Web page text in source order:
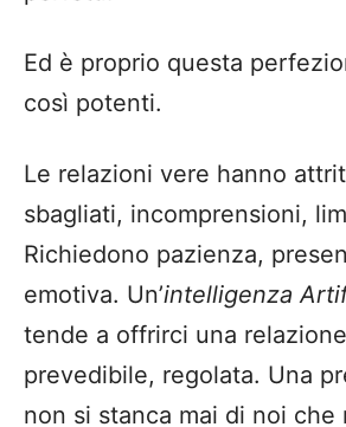
Ed è proprio questa
così potenti.
Le relazioni vere hanno
sbagliati, incomprensioni,
Richiedono pazienza,
emotiva. Un’intelligenza
tende a offrirci una
prevedibile, regolata. Una
non si stanca mai di noi che